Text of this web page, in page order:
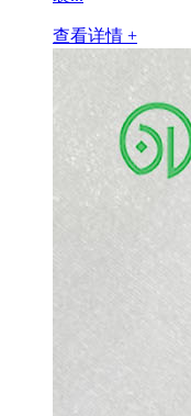
查看详情 +